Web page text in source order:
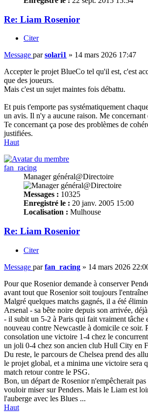
Re: Liam Rosenior
Citer
Message parsolari1 » 14 mars 2026 17:47
Accepter le projet BlueCo tel qu'il est, c'est
que des joueurs.
Mais c'est un sujet maintes fois débattu.
Et puis t'emporte pas systématiquement
un avis. Il n'y a aucune raison. Me concernant
Te concernant ça pose des problèmes de
justifiées.
Haut
fan_racing
Manager général@Directoire
Messages : 10325
Enregistré le : 20 janv. 2005 15:00
Localisation : Mulhouse
Re: Liam Rosenior
Citer
Message parfan_racing » 14 mars 2026
Pour que Rosenior demande à conserver
avant tout que Rosenior soit toujours
Malgré quelques matchs gagnés, il a été
Arsenal - sa bête noire depuis son arrivée,
- il subit un 5-2 à Paris qui fait vraiment tâche
nouveau contre Newcastle à domicile ce soir.
consolation une victoire 1-4 chez le
un joli 0-4 chez son ancien club Hull City en
Du reste, le parcours de Chelsea prend des
le projet global, et a minima une victoire sera
match retour contre le PSG.
Bon, un départ de Rosenior n'empêcherait
vouloir miser sur Penders. Mais le Liam est
l'auberge avec les Blues ...
Haut